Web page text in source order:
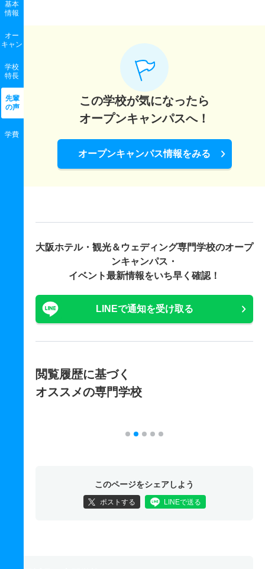
基本
情報
オー
キャン
学校
特長
先輩
の声
学費
この学校が気になったら
オープンキャンパスへ！
オープンキャンパス情報をみる
大阪ホテル・観光＆ウェディング専門学校のオープ
ンキャンパス・
イベント最新情報をいち早く確認！
LINEで通知を受け取る
閲覧履歴に基づく
オススメの専門学校
このページをシェアしよう
ポストする LINEで送る